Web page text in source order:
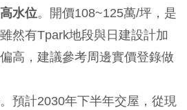
水位。開價108~125萬/坪，是
然有Tpark地段與日建設計加
高，建議參考周邊實價登錄做
。預計2030年下半年交屋，從現